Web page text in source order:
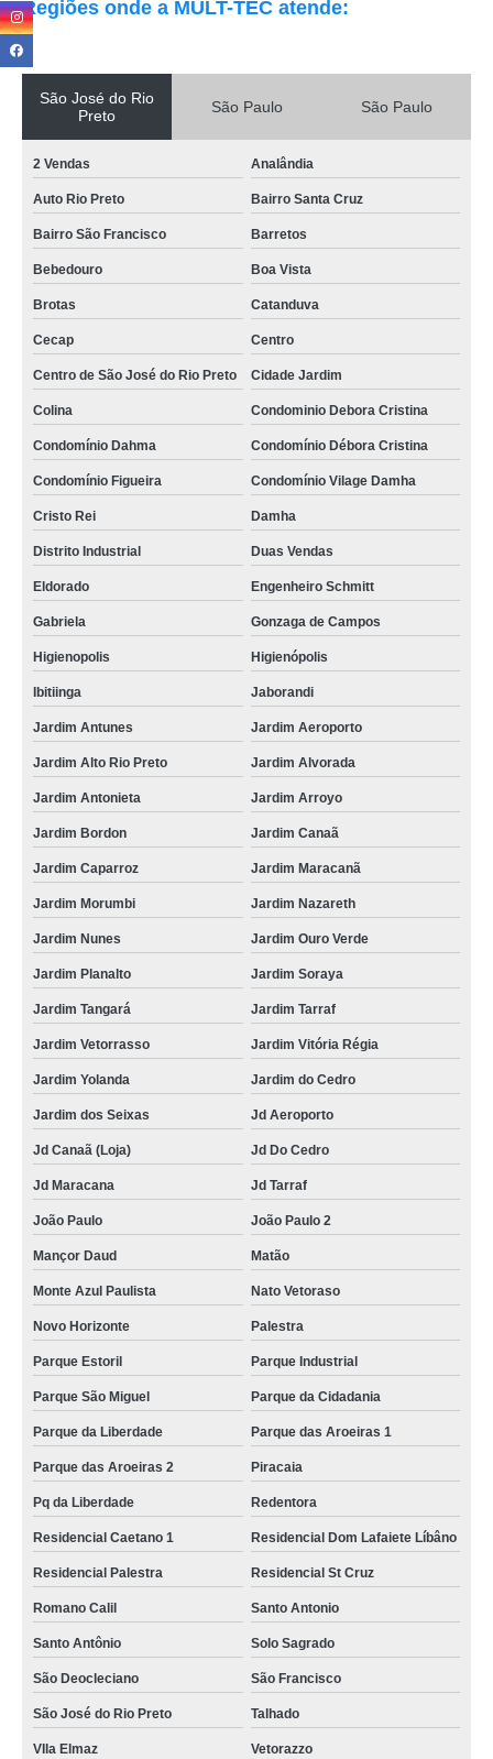
Regiões onde a MULT-TEC atende:
São José do Rio
Preto
São Paulo São Paulo
2 Vendas Analândia
Auto Rio Preto Bairro Santa Cruz
Bairro São Francisco Barretos
Bebedouro Boa Vista
Brotas Catanduva
Cecap Centro
Centro de São José do Rio Preto Cidade Jardim
Colina Condominio Debora Cristina
Condomínio Dahma Condomínio Débora Cristina
Condomínio Figueira Condomínio Vilage Damha
Cristo Rei Damha
Distrito Industrial Duas Vendas
Eldorado Engenheiro Schmitt
Gabriela Gonzaga de Campos
Higienopolis Higienópolis
Ibitiinga Jaborandi
Jardim Antunes Jardim Aeroporto
Jardim Alto Rio Preto Jardim Alvorada
Jardim Antonieta Jardim Arroyo
Jardim Bordon Jardim Canaã
Jardim Caparroz Jardim Maracanã
Jardim Morumbi Jardim Nazareth
Jardim Nunes Jardim Ouro Verde
Jardim Planalto Jardim Soraya
Jardim Tangará Jardim Tarraf
Jardim Vetorrasso Jardim Vitória Régia
Jardim Yolanda Jardim do Cedro
Jardim dos Seixas Jd Aeroporto
Jd Canaã (Loja) Jd Do Cedro
Jd Maracana Jd Tarraf
João Paulo João Paulo 2
Mançor Daud Matão
Monte Azul Paulista Nato Vetoraso
Novo Horizonte Palestra
Parque Estoril Parque Industrial
Parque São Miguel Parque da Cidadania
Parque da Liberdade Parque das Aroeiras 1
Parque das Aroeiras 2 Piracaia
Pq da Liberdade Redentora
Residencial Caetano 1 Residencial Dom Lafaiete Líbâno
Residencial Palestra Residencial St Cruz
Romano Calil Santo Antonio
Santo Antônio Solo Sagrado
São Deocleciano São Francisco
São José do Rio Preto Talhado
VIla Elmaz Vetorazzo